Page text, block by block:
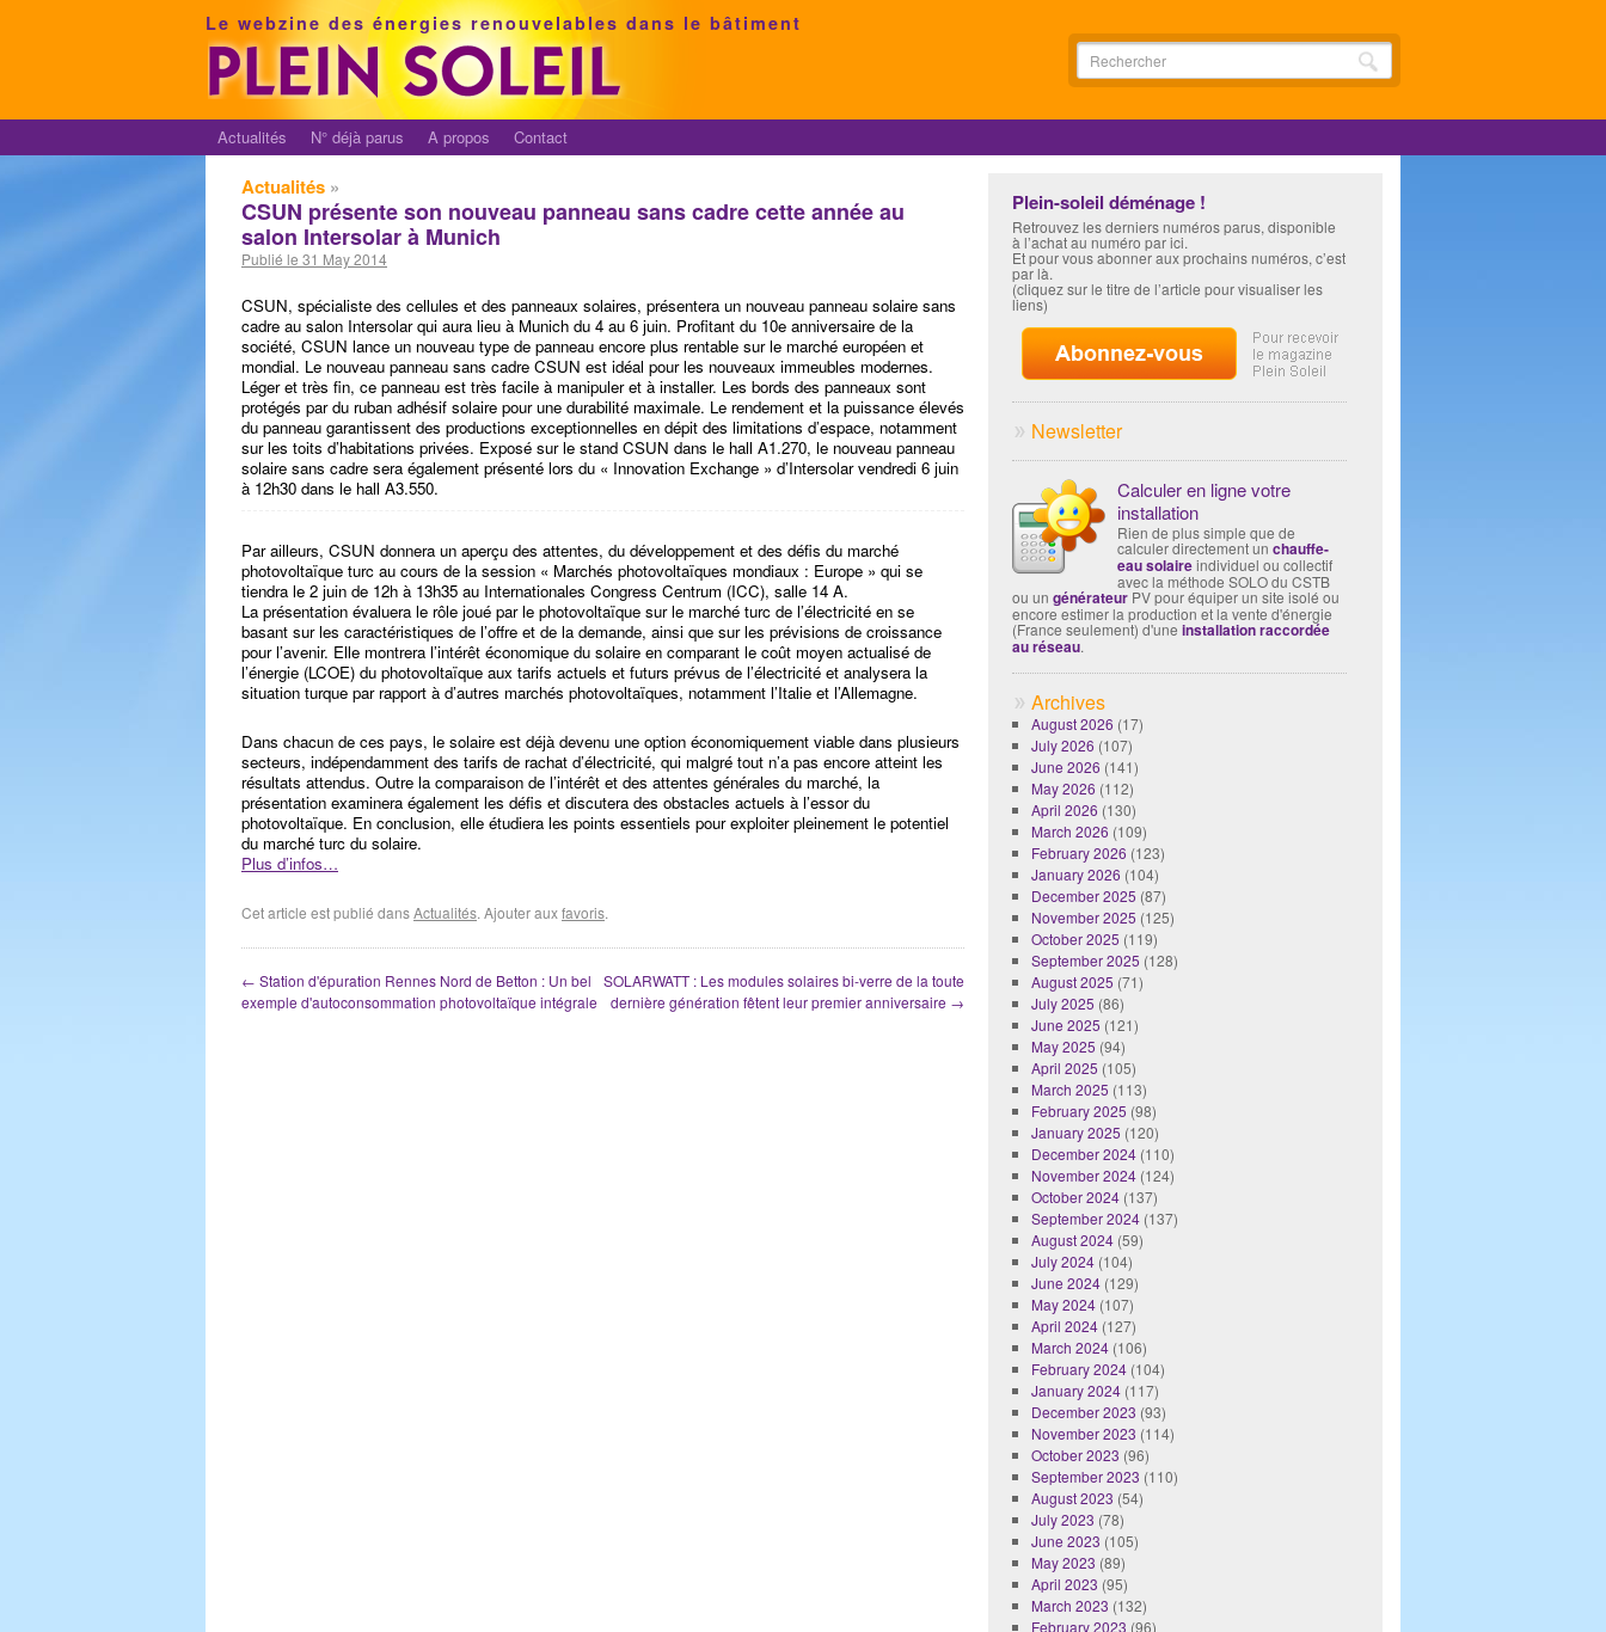
Le webzine des énergies renouvelables dans le bâtiment
Actualités N° déjà parus A propos Contact
Actualités »
CSUN présente son nouveau panneau sans cadre cette année au
salon Intersolar à Munich
Publié le 31 May 2014
CSUN, spécialiste des cellules et des panneaux solaires, présentera un nouveau panneau solaire sans
cadre au salon Intersolar qui aura lieu à Munich du 4 au 6 juin. Profitant du 10e anniversaire de la
société, CSUN lance un nouveau type de panneau encore plus rentable sur le marché européen et
mondial. Le nouveau panneau sans cadre CSUN est idéal pour les nouveaux immeubles modernes.
Léger et très fin, ce panneau est très facile à manipuler et à installer. Les bords des panneaux sont
protégés par du ruban adhésif solaire pour une durabilité maximale. Le rendement et la puissance élevés
du panneau garantissent des productions exceptionnelles en dépit des limitations d’espace, notamment
sur les toits d’habitations privées. Exposé sur le stand CSUN dans le hall A1.270, le nouveau panneau
solaire sans cadre sera également présenté lors du « Innovation Exchange » d’Intersolar vendredi 6 juin
à 12h30 dans le hall A3.550.
Par ailleurs, CSUN donnera un aperçu des attentes, du développement et des défis du marché
photovoltaïque turc au cours de la session « Marchés photovoltaïques mondiaux : Europe » qui se
tiendra le 2 juin de 12h à 13h35 au Internationales Congress Centrum (ICC), salle 14 A.
La présentation évaluera le rôle joué par le photovoltaïque sur le marché turc de l’électricité en se
basant sur les caractéristiques de l’offre et de la demande, ainsi que sur les prévisions de croissance
pour l’avenir. Elle montrera l’intérêt économique du solaire en comparant le coût moyen actualisé de
l’énergie (LCOE) du photovoltaïque aux tarifs actuels et futurs prévus de l’électricité et analysera la
situation turque par rapport à d’autres marchés photovoltaïques, notamment l’Italie et l’Allemagne.
Dans chacun de ces pays, le solaire est déjà devenu une option économiquement viable dans plusieurs
secteurs, indépendamment des tarifs de rachat d’électricité, qui malgré tout n’a pas encore atteint les
résultats attendus. Outre la comparaison de l’intérêt et des attentes générales du marché, la
présentation examinera également les défis et discutera des obstacles actuels à l’essor du
photovoltaïque. En conclusion, elle étudiera les points essentiels pour exploiter pleinement le potentiel
du marché turc du solaire.
Plus d’infos…
Cet article est publié dansActualités. Ajouter auxfavoris.
← Station d'épuration Rennes Nord de Betton : Un bel
exemple d'autoconsommation photovoltaïque intégrale
SOLARWATT : Les modules solaires bi-verre de la toute
dernière génération fêtent leur premier anniversaire →
Plein-soleil déménage !
Retrouvez les derniers numéros parus, disponible
à l’achat au numéro par ici.
Et pour vous abonner aux prochains numéros, c’est
par là.
(cliquez sur le titre de l’article pour visualiser les
liens)
Newsletter
Calculer en ligne votre
installation
Rien de plus simple que de
calculer directement un chauffe-
eau solaireindividuel ou collectif
avec la méthode SOLO du CSTB
ou un générateur PV pour équiper un site isolé ou
encore estimer la production et la vente d'énergie
(France seulement) d'une installation raccordée
au réseau.
Archives
August 2026 (17)
July 2026 (107)
June 2026 (141)
May 2026 (112)
April 2026 (130)
March 2026 (109)
February 2026 (123)
January 2026 (104)
December 2025 (87)
November 2025 (125)
October 2025 (119)
September 2025 (128)
August 2025 (71)
July 2025 (86)
June 2025 (121)
May 2025 (94)
April 2025 (105)
March 2025 (113)
February 2025 (98)
January 2025 (120)
December 2024(110)
November 2024(124)
October 2024(137)
September 2024(137)
August 2024(59)
July 2024(104)
June 2024(129)
May 2024(107)
April 2024(127)
March 2024(106)
February 2024(104)
January 2024(117)
December 2023 (93)
November 2023 (114)
October 2023 (96)
September 2023 (110)
August 2023 (54)
July 2023 (78)
June 2023 (105)
May 2023 (89)
April 2023 (95)
March 2023 (132)
February 2023 (96)